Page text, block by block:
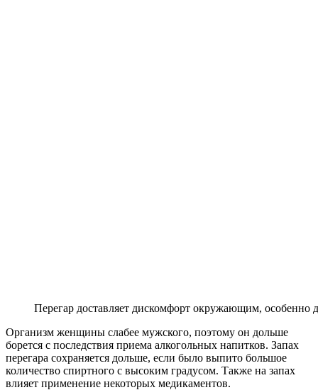
Перегар доставляет дискомфорт окружающим,
Организм женщины слабее мужского, поэтому он дольше
борется с последствия приема алкогольных напитков. Запах
перегара сохраняется дольше, если было выпито большое
количество спиртного с высоким градусом. Также на запах
влияет применение некоторых медикаментов.